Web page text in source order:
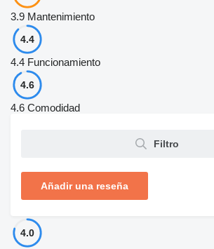
3.9 Mantenimiento
4.4
4.4 Funcionamiento
4.6
4.6 Comodidad
Filtro
Añadir una reseña
4.0